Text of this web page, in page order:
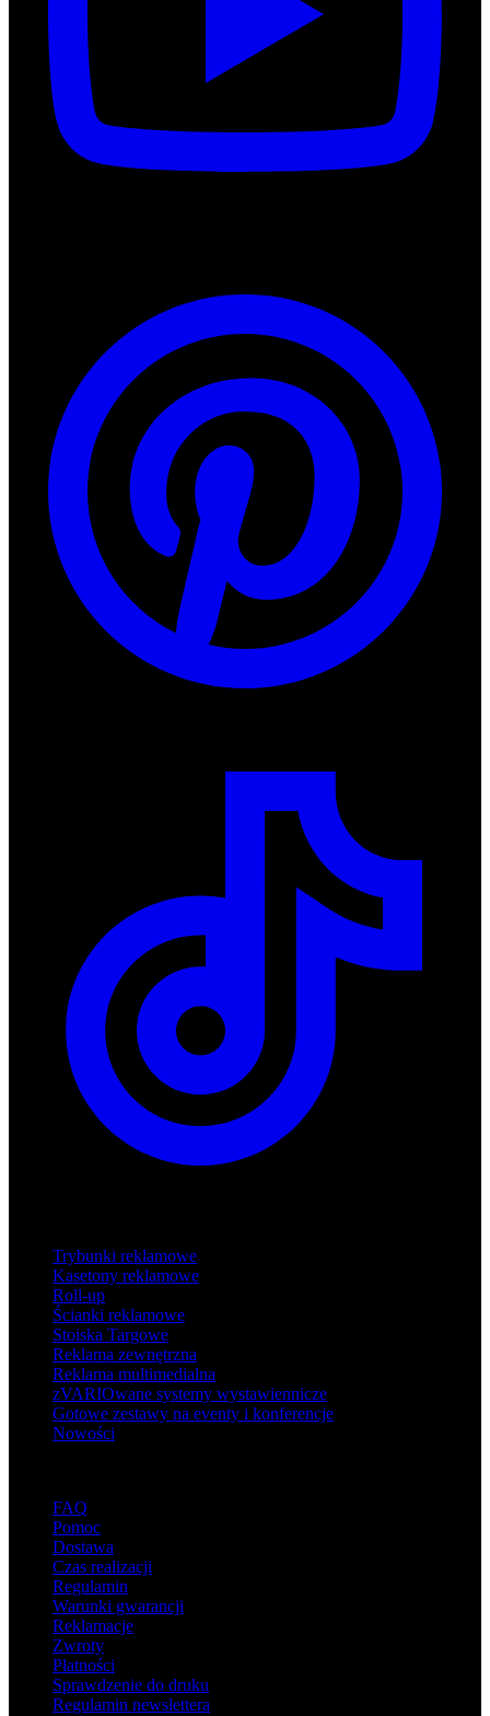
Trybunki reklamowe
Kasetony reklamowe
Roll-up
Ścianki reklamowe
Stoiska Targowe
Reklama zewnętrzna
Reklama multimedialna
zVARIOwane systemy wystawiennicze
Gotowe zestawy na eventy i konferencje
Nowości
FAQ
Pomoc
Dostawa
Czas realizacji
Regulamin
Warunki gwarancji
Reklamacje
Zwroty
Płatności
Sprawdzenie do druku
Regulamin newslettera